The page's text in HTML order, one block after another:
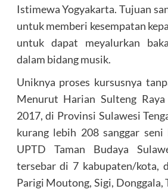
Istimewa Yogyakarta. Tujuan
untuk memberi kesempatan
untuk dapat meyalurkan
dalam bidang musik.
Uniknya proses kursusnya
Menurut Harian Sulteng
2017, di Provinsi Sulawesi
kurang lebih 208 sanggar seni
UPTD Taman Budaya
tersebar di 7 kabupaten/kota,
Parigi Moutong, Sigi, Donggala,